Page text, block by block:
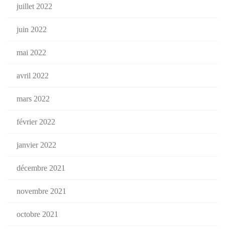
juillet 2022
juin 2022
mai 2022
avril 2022
mars 2022
février 2022
janvier 2022
décembre 2021
novembre 2021
octobre 2021